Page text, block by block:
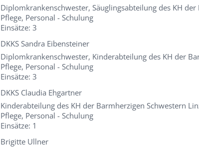
Diplomkrankenschwester, Säuglingsabteilung des KH
Pflege, Personal - Schulung
Einsätze: 3
DKKS Sandra Eibensteiner
Diplomkrankenschwester, Kinderabteilung des KH der
Pflege, Personal - Schulung
Einsätze: 3
DKKS Claudia Ehgartner
Kinderabteilung des KH der Barmherzigen Schwestern
Pflege, Personal - Schulung
Einsätze: 1
Brigitte Ullner